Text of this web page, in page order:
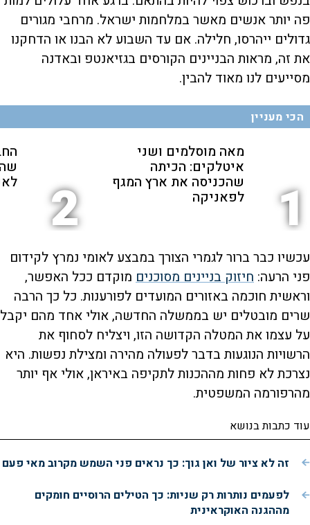
פה יותר אנשים מאשר במלחמות ישראל. מרחבי מגורים
גדולים ייהרסו, חלילה. אם עד השבוע לא הבנו או הדחקנו
את זה, מראות הבניינים הקורסים בגזיאנטפ ובאדנה
מסייעים לנו מאוד להבין.
הכי מעניין
1
מאה מוסלמים ושני
איטלקים: הכיתה
שהכניסה את ארץ המגף
לפאניקה 2
עכשיו כבר ברור לגמרי הצורך במבצע לאומי נמרץ לקידום
פני הרעה: חיזוק בניינים מסוכנים מוקדם ככל האפשר,
וראשית חוכמה באזורים המועדים לפורענות. כל כך הרבה
שרים מובטלים יש בממשלה החדשה, אולי אחד מהם יקבל
על עצמו את המטלה הקדושה הזו, ויצליח לסחוף את
הרשויות הנוגעות בדבר לפעולה מהירה ומצילת נפשות. היא
נצרכת לא פחות מההכנות לתקיפה באיראן, אולי אף יותר
מהרפורמה המשפטית.
עוד כתבות בנושא
זה לא ציור של ואן גוך: כך נראים פני השמש מקרוב מאי פעם
לפעמים נותרות רק שניות: כך הטילים הרוסיים חומקים
מההגנה האוקראינית